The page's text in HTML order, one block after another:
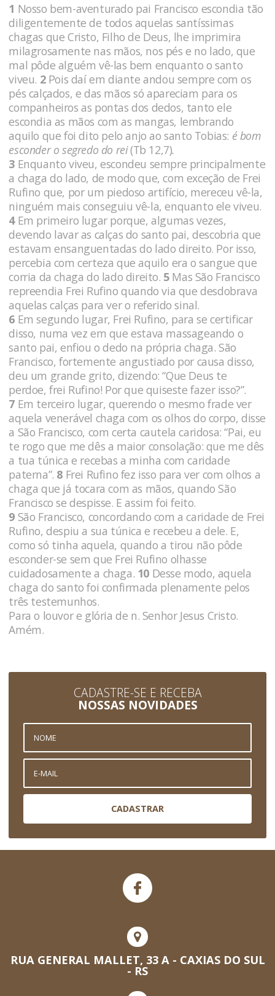
1 Nosso bem-aventurado pai Francisco escondia tão
diligentemente de todos aquelas santíssimas
chagas que Cristo, Filho de Deus, lhe imprimira
milagrosamente nas mãos, nos pés e no lado, que
mal pôde alguém vê-las bem enquanto o santo
viveu. 2Pois daí em diante andou sempre com os
pés calçados, e das mãos só apareciam para os
companheiros as pontas dos dedos, tanto ele
escondia as mãos com as mangas, lembrando
aquilo que foi dito pelo anjo ao santo Tobias: é bom
esconder o segredo do rei(Tb 12,7).
3 Enquanto viveu, escondeu sempre principalmente
a chaga do lado, de modo que, com exceção de Frei
Rufino que, por um piedoso artifício, mereceu vê-la,
ninguém mais conseguiu vê-la, enquanto ele viveu.
4Em primeiro lugar porque, algumas vezes,
devendo lavar as calças do santo pai, descobria que
estavam ensanguentadas do lado direito. Por isso,
percebia com certeza que aquilo era o sangue que
corria da chaga do lado direito. 5 Mas São Francisco
repreendia Frei Rufino quando via que desdobrava
aquelas calças para ver o referido sinal.
6 Em segundo lugar, Frei Rufino, para se certificar
disso, numa vez em que estava massageando o
santo pai, enfiou o dedo na própria chaga. São
Francisco, fortemente angustiado por causa disso,
deu um grande grito, dizendo: “Que Deus te
perdoe, frei Rufino! Por que quiseste fazer isso?”.
7 Em terceiro lugar, querendo o mesmo frade ver
aquela venerável chaga com os olhos do corpo, disse
a São Francisco, com certa cautela caridosa: “Pai, eu
te rogo que me dês a maior consolação: que me dês
a tua túnica e recebas a minha com caridade
paterna”. 8 Frei Rufino fez isso para ver com olhos a
chaga que já tocara com as mãos, quando São
Francisco se despisse. E assim foi feito.
9 São Francisco, concordando com a caridade de Frei
Rufino, despiu a sua túnica e recebeu a dele. E,
como só tinha aquela, quando a tirou não pôde
esconder-se sem que Frei Rufino olhasse
cuidadosamente a chaga. 10 Desse modo, aquela
chaga do santo foi confirmada plenamente pelos
três testemunhos.
Para o louvor e glória de n. Senhor Jesus Cristo.
Amém.
CADASTRE-SE E RECEBA
NOSSAS NOVIDADES
CADASTRAR
RUA GENERAL MALLET, 33 A - CAXIAS DO SUL
- RS